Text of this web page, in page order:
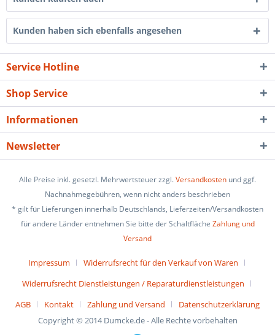
Kunden haben sich ebenfalls angesehen
Service Hotline
Shop Service
Informationen
Newsletter
Alle Preise inkl. gesetzl. Mehrwertsteuer zzgl.Versandkosten und ggf.
Nachnahmegebühren, wenn nicht anders beschrieben
* gilt für Lieferungen innerhalb Deutschlands, Lieferzeiten/Versandkosten
für andere Länder entnehmen Sie bitte der Schaltfläche Zahlung und
Versand
Impressum
Widerrufsrecht für den Verkauf von Waren
Widerrufsrecht Dienstleistungen / Reparaturdienstleistungen
AGB
Kontakt Zahlung und Versand
Datenschutzerklärung
Copyright © 2014 Dumcke.de - Alle Rechte vorbehalten